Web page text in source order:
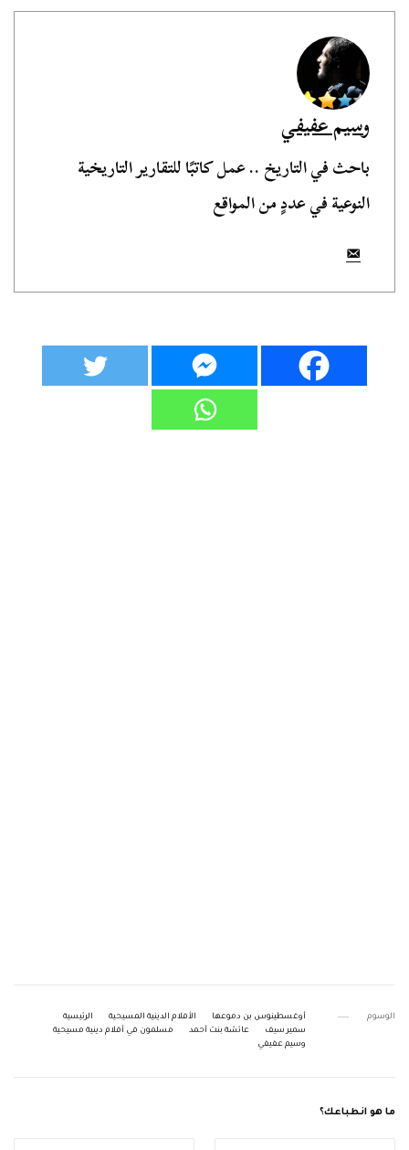
وسيم عفيفي
باحث في التاريخ .. عمل كاتبًا للتقارير التاريخية
النوعية في عددٍ من المواقع
الوسوم أوغسطينوس بن دموعها الأفلام الدينية المسيحية
الرئيسية
سمير سيف
عائشة بنت أحمد
مسلمون في أفلام دينية مسيحية
وسيم عفيفي
ما هو انطباعك؟